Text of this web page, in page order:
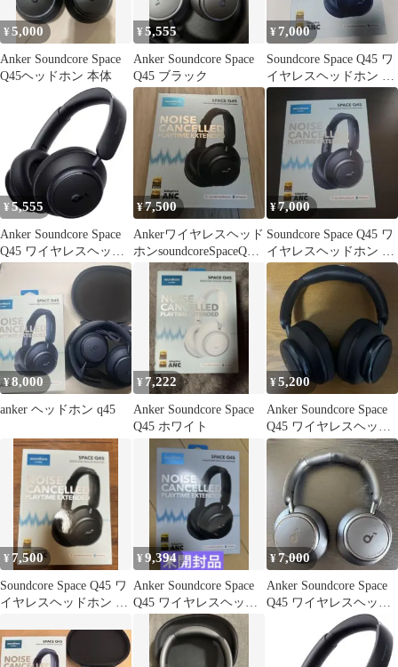
¥5,000
Anker Soundcore Space
Q45ヘッドホン 本体
¥5,555
Anker Soundcore Space
Q45 ブラック
¥ 7,000
Soundcore Space Q45 ワ
イヤレスヘッドホン 本
体
¥ 5,555
Anker Soundcore Space
Q45 ワイヤレスヘッド
ホン
¥7,500
Ankerワイヤレスヘッド
ホンsoundcoreSpaceQ45
ブラック
¥7,000
Soundcore Space Q45 ワ
イヤレスヘッドホン 本
体
¥8,000
anker ヘッドホン q45
¥ 7,222
Anker Soundcore Space
Q45 ホワイト
¥5,200
Anker Soundcore Space
Q45 ワイヤレスヘッド
ホン 本体
¥ 7,500
Soundcore Space Q45 ワ
イヤレスヘッドホン 本
¥9,394
Anker Soundcore Space
Q45 ワイヤレスヘッド
ホン
¥7,000
Anker Soundcore Space
Q45 ワイヤレスヘッド